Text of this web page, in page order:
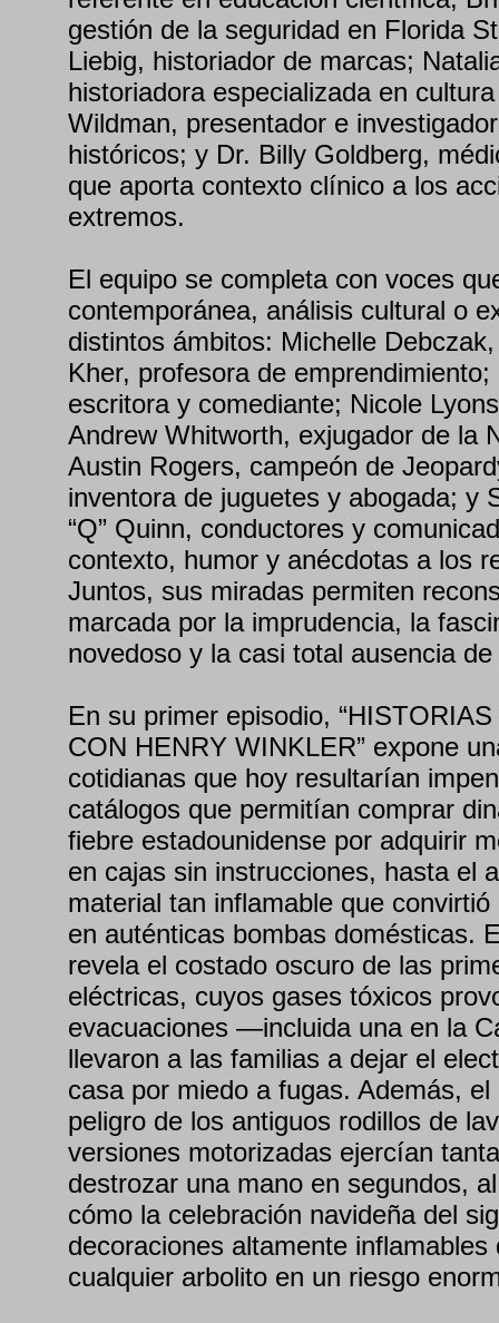
gestión de la seguridad en Florida
Liebig, historiador de marcas;
historiadora especializada en
Wildman, presentador e
históricos; y Dr. Billy Goldberg,
que aporta contexto clínico a los
extremos.
El equipo se completa con voces
contemporánea, análisis cultural o
distintos ámbitos: Michelle
Kher, profesora de
escritora y comediante; Nicole
Andrew Whitworth, exjugador de la
Austin Rogers, campeón de
inventora de juguetes y abogada; y
“Q” Quinn, conductores y
contexto, humor y anécdotas a los
Juntos, sus miradas permiten
marcada por la imprudencia, la
novedoso y la casi total ausencia
En su primer episodio,
CON HENRY WINKLER” expone
cotidianas que hoy resultarían
catálogos que permitían comprar
fiebre estadounidense por adquirir
en cajas sin instrucciones, hasta el
material tan inflamable que
en auténticas bombas domésticas.
revela el costado oscuro de las
eléctricas, cuyos gases tóxicos
evacuaciones —incluida una en la
llevaron a las familias a dejar el
casa por miedo a fugas. Además,
peligro de los antiguos rodillos de
versiones motorizadas ejercían
destrozar una mano en segundos,
cómo la celebración navideña del
decoraciones altamente
cualquier arbolito en un riesgo